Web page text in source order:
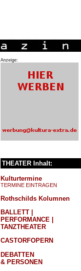
Anzeige:
THEATER Inhalt:
Kulturtermine
TERMINE EINTRAGEN
Rothschilds Kolumnen
BALLETT |
PERFORMANCE |
TANZTHEATER
CASTORFOPERN
DEBATTEN
& PERSONEN